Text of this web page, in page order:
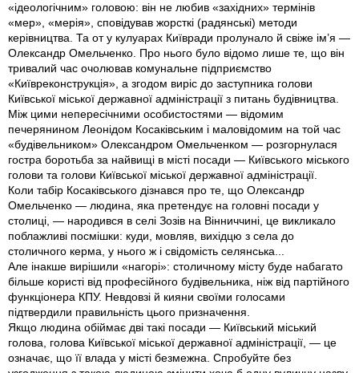
«iдеологiчним» головою: вiн не любив «захiдних» термiнiв
«мер», «мерiя», сповiдував жорсткi (радянськi) методи
керiвництва. Та от у кулуарах Київради пролунало й свiже iм’я —
Олександр Омельченко. Про нього було вiдомо лише те, що вiн
тривалий час очолював комунальне пiдприємство
«Київреконструкцiя», а згодом вирiс до заступника голови
Київської мiської державної адмiнiстрацiї з питань будiвництва.
Мiж цими непересiчними особистостями — вiдомим
печерянином Леонiдом Косакiвським i маловiдомим на той час
«будiвельником» Олександром Омельченком — розгорнулася
гостра боротьба за найвищi в мiстi посади — Київського мiського
голови та голови Київської мiської державної адмiнiстрацiї.
Коли табiр Косакiвського дiзнався про те, що Олександр
Омельченко — людина, яка претендує на головнi посади у
столицi, — народився в селi Зозiв на Вiнниччинi, це викликало
поблажливi посмiшки: куди, мовляв, вихiдцю з села до
столичного керма, у нього ж i свiдомiсть селянська...
Але iнакше вирiшили «нагорi»: столичному мiсту буде набагато
бiльше користi вiд професiйного будiвельника, нiж вiд партiйного
функцiонера КПУ. Невдовзi й кияни своїми голосами
пiдтвердили правильнiсть цього призначення.
Якщо людина обiймає двi такi посади — Київський мiський
голова, голова Київської мiської державної адмiнiстрацiї, — це
означає, що її влада у мiстi безмежна. Спробуйте без